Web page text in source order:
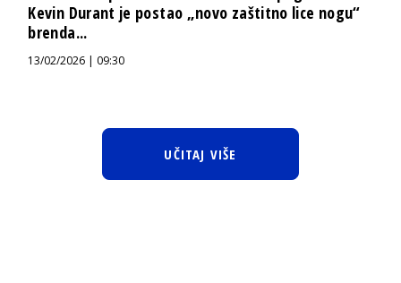
Kevin Durant je postao „novo zaštitno lice nogu“
brenda...
13/02/2026 | 09:30
UČITAJ VIŠE